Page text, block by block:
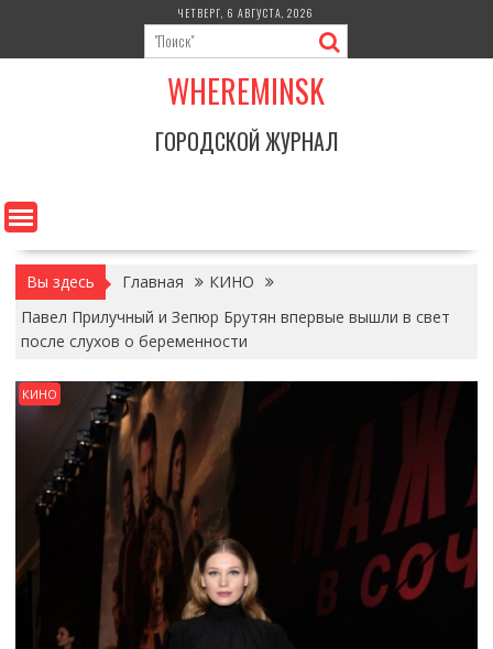
содержимому
ЧЕТВЕРГ, 6 АВГУСТА, 2026
WHEREMINSK
ГОРОДСКОЙ ЖУРНАЛ
Вы здесь Главная
КИНО
Павел Прилучный и Зепюр Брутян впервые вышли в свет
после слухов о беременности
КИНО